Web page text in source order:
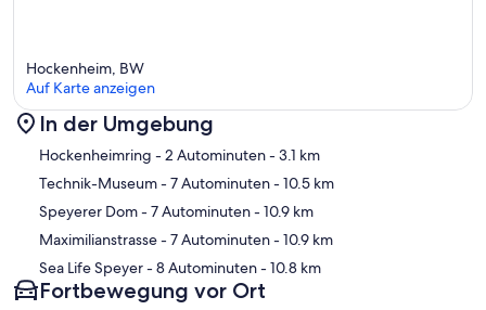
Karte
Hockenheim, BW
Auf Karte anzeigen
In der Umgebung
Hockenheimring - 2 Autominuten- 3.1 km
Technik-Museum- 7 Autominuten- 10.5 km
Speyerer Dom- 7 Autominuten- 10.9 km
Maximilianstrasse- 7 Autominuten- 10.9 km
Sea Life Speyer- 8 Autominuten- 10.8 km
Fortbewegung vor Ort